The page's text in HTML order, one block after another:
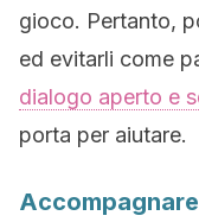
gioco. Pertanto,
ed evitarli come
dialogo aperto e
porta per aiutare.